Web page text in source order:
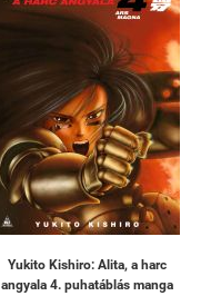
Yukito Kishiro: Alita, a harc
angyala 4. puhatáblás manga